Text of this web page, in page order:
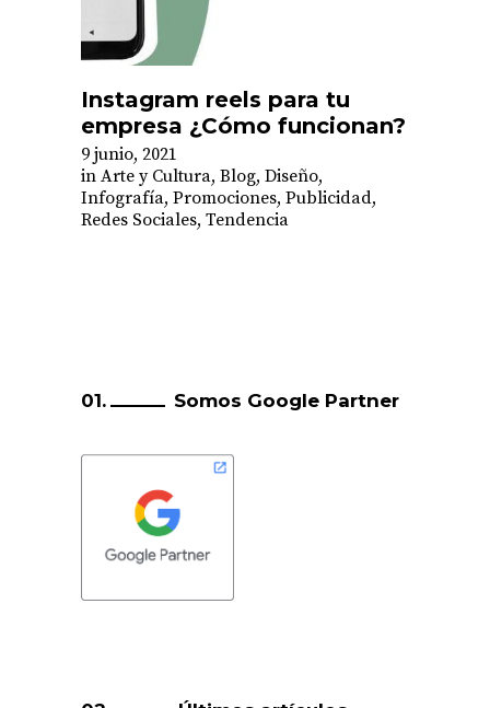
Instagram reels para tu
empresa ¿Cómo funcionan?
9 junio, 2021
in Arte y Cultura, Blog, Diseño,
Infografía, Promociones, Publicidad,
Redes Sociales, Tendencia
Somos Google Partner